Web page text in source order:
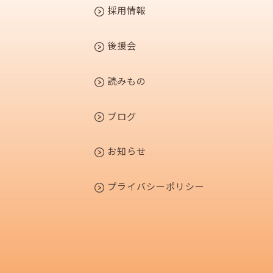
採用情報
後援会
読みもの
ブログ
お知らせ
プライバシーポリシー